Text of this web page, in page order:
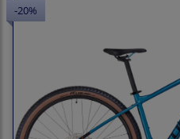
-20%